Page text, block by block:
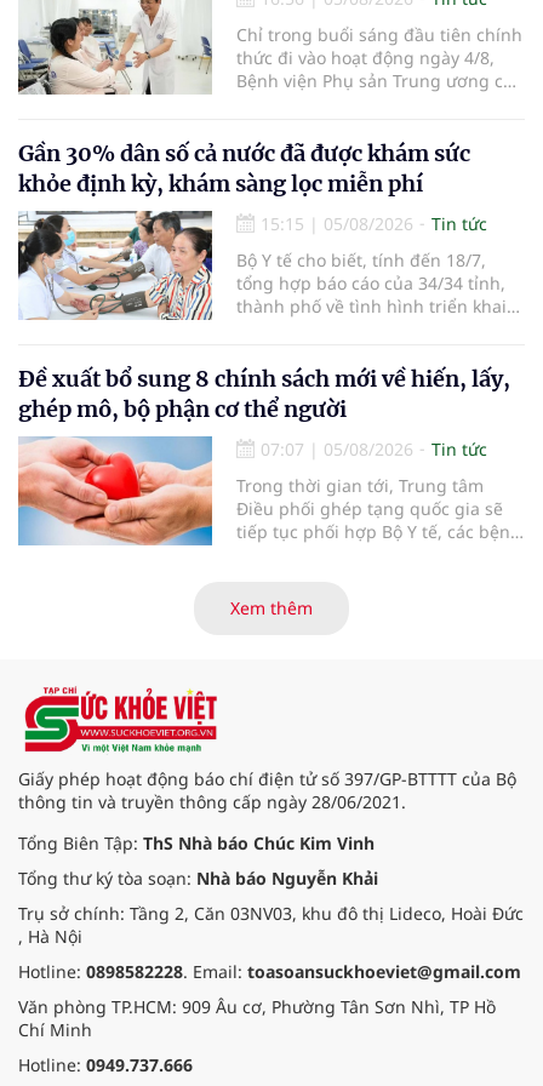
Chỉ trong buổi sáng đầu tiên chính
thức đi vào hoạt động ngày 4/8,
Bệnh viện Phụ sản Trung ương cơ
em bé đầu tiên chào đời.
Gần 30% dân số cả nước đã được khám sức
khỏe định kỳ, khám sàng lọc miễn phí
15:15 | 05/08/2026
Tin tức
Bộ Y tế cho biết, tính đến 18/7,
tổng hợp báo cáo của 34/34 tỉnh,
thành phố về tình hình triển khai
nhận 32.286.360 người, chiếm gần
30% dân số cả nước đã được khám
sức khỏe định kỳ năm nay.
Đề xuất bổ sung 8 chính sách mới về hiến, lấy,
ghép mô, bộ phận cơ thể người
07:07 | 05/08/2026
Tin tức
Trong thời gian tới, Trung tâm
Điều phối ghép tạng quốc gia sẽ
tiếp tục phối hợp Bộ Y tế, các bệnh
cường truyền thông, hoàn thiện
quy trình chuyên môn và hệ thống
Xem thêm
Giấy phép hoạt động báo chí điện tử số 397/GP-BTTTT của Bộ
thông tin và truyền thông cấp ngày 28/06/2021.
Tổng Biên Tập: ThS Nhà báo Chúc Kim Vinh
Tổng thư ký tòa soạn: Nhà báo Nguyễn Khải
Trụ sở chính: Tầng 2, Căn 03NV03, khu đô thị Lideco, Hoài Đức
, Hà Nội
Hotline: 0898582228. Email: toasoansuckhoeviet@gmail.com
Văn phòng TP.HCM: 909 Âu cơ, Phường Tân Sơn Nhì, TP Hồ
Chí Minh
Hotline: 0949.737.666